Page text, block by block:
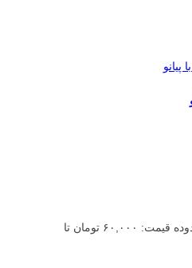
محدوده قیمت: ۶۰,۰۰۰ تومان تا